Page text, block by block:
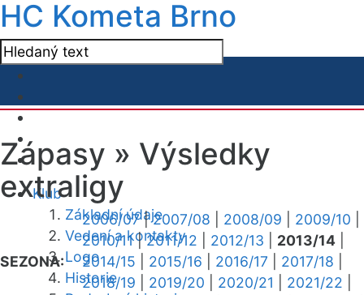
HC Kometa Brno
Klub
Základní údaje
Vedení a kontakty
Logo
Historie
Zápasy » Výsledky
extraligy
SEZONA:
2006/07|2007/08 2008/09 2009/10
2010/11|2011/12 2012/13 2013/14
2014/15
2015/16 2016/17 2017/18
2018/19
2019/20 2020/21 2021/22